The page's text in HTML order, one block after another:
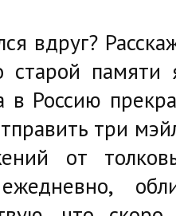
вдруг?
старой памяти
Россию
три
от